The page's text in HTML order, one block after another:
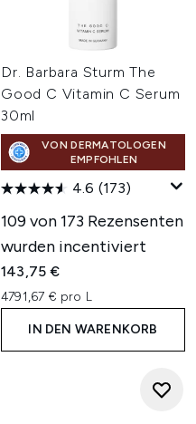
Dr. Barbara Sturm The
Good C Vitamin C Serum
30ml
VON DERMATOLOGEN
EMPFOHLEN
4.6 (173)
109 von 173 Rezensenten
wurden incentiviert
143,75 €
4791,67 € pro L
IN DEN WARENKORB